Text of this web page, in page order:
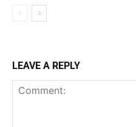
LEAVE A REPLY